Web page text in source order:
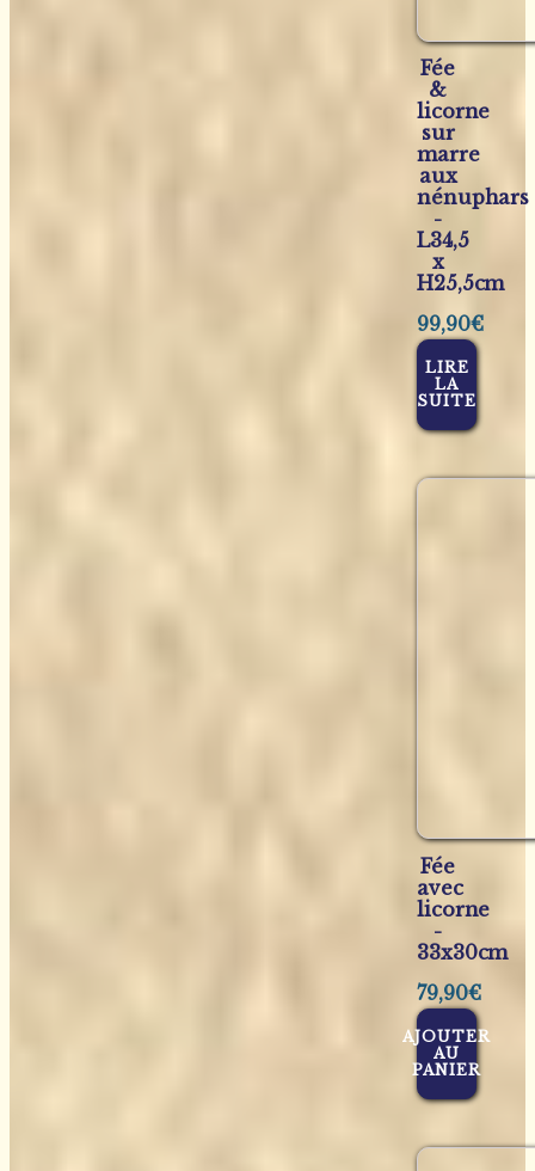
Fée
&
licorne
sur
marre
aux
nénuphars
-
L34,5
x
H25,5cm
99,90€
LIRE
LA
SUITE
Fée
avec
licorne
-
33x30cm
79,90€
AJOUTER
AU
PANIER